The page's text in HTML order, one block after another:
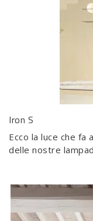
Iron S
Ecco la luce che fa
delle nostre